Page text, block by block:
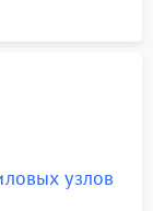
узлов